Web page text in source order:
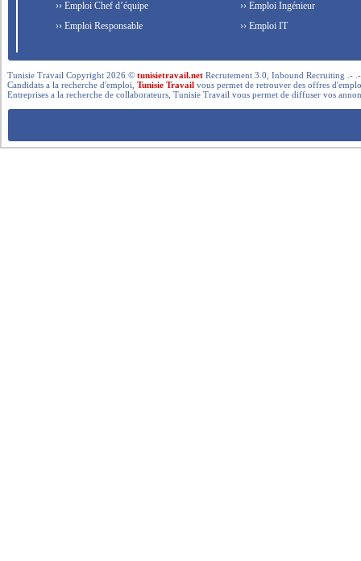
›› Emploi Chef d’équipe
›› Emploi Responsable
›› Emploi Ingénieur
›› Emploi IT
Tunisie Travail Copyright 2026 ©tunisietravail.net Recrutement 3.0, Inbound Recruiting .-
Candidats a la recherche d'emploi,Tunisie Travail vous permet de retrouver des offres
Entreprises a la recherche de collaborateurs, Tunisie Travail vous permet de diffuser vos